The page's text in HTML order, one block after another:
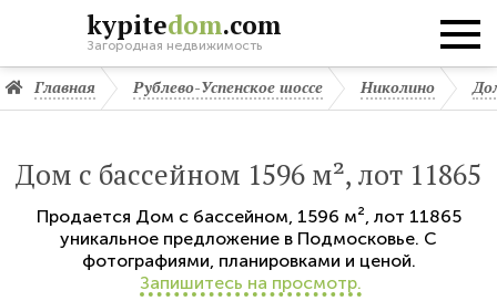
kypitedom.com
Загородная недвижимость
Главная Рублево-Успенское шоссе Николино
Дом с бассейном 1596 м², лот 11865
Продается Дом с бассейном, 1596 м², лот 11865
уникальное предложение в Подмосковье. С
фотографиями, планировками и ценой.
Запишитесь на просмотр.